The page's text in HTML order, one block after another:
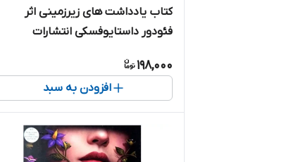
کتاب یادداشت های زیرزمینی اثر
فئودور داستایوفسکی انتشارات
198,000
افزودن به سبد